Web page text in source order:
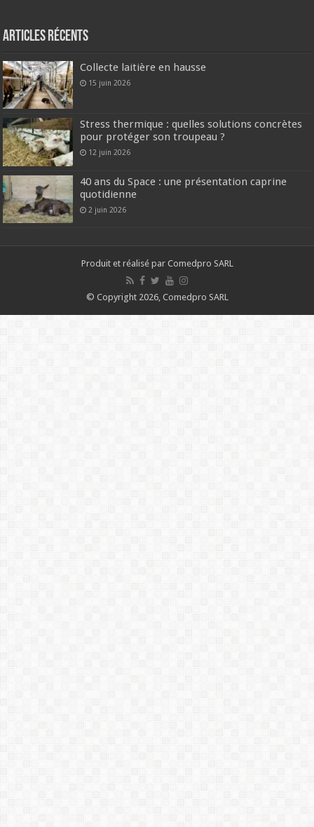
Articles récents
Collecte laitière en hausse
15 juin 2026
Stress thermique : quelles solutions concrètes
pour protéger son troupeau ?
12 juin 2026
40 ans du Space : une présentation caprine
quotidienne
2 juin 2026
Produit et réalisé par Comedpro SARL
© Copyright 2026, Comedpro SARL